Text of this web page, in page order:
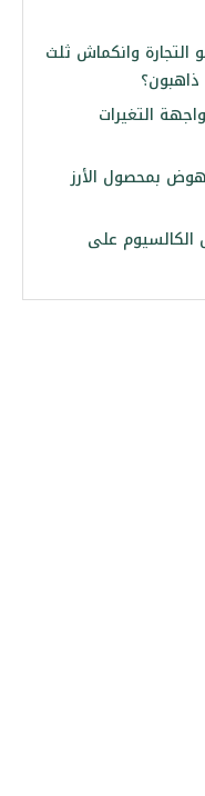
التجارة وانكماش ثلث
ذاهبون؟
التغيرات
بمحصول الأرز
الكالسيوم على